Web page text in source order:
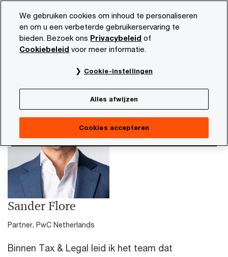
content
footer
PwC NL Sander Flore
Sander Flore
Partner, PwC Netherlands
Binnen Tax & Legal leid ik het team dat
We gebruiken cookies om inhoud te personaliseren
en om u een verbeterde gebruikerservaring te
bieden. Bezoek ons Privacybeleid of
Cookiebeleid voor meer informatie.
Cookie-instellingen
Alles afwijzen
Cookies accepteren